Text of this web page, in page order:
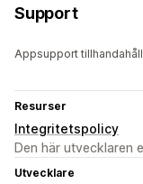
Support
Appsupport
Resurser
Integritetspolicy
Den här utvecklaren
Utvecklare